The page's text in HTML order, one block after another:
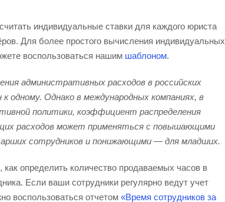
индивидуальные ставки для каждого юриста
Для более простого вычисления индивидуальных
воспользоваться нашим шаблоном.
административных расходов в российских
одному. Однако в международных компаниях, в
политики, коэффициент распределения
расходов может применяться с повышающими
сотрудников и понижающими — для младших.
как определить количество продаваемых часов в
Если ваши сотрудники регулярно ведут учет
воспользоваться отчетом«Время сотрудников за